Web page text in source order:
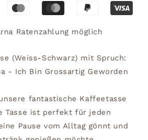
Ratenzahlung möglich
(Weiss-Schwarz) mit Spruch:
- Ich Bin Grossartig Geworden
fantastische Kaffeetasse
Tasse ist perfekt für jeden
Pause vom Alltag gönnt und